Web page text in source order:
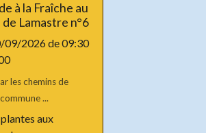
à la Fraîche au
de Lamastre n°6
09/2026de 09:30
les chemins de
...
aux